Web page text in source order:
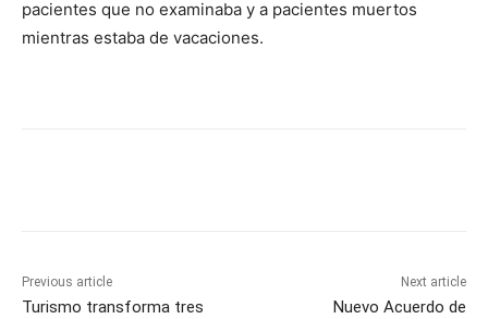
pacientes que no examinaba y a pacientes muertos
mientras estaba de vacaciones.
Previous article
Turismo transforma tres
Next article
Nuevo Acuerdo de